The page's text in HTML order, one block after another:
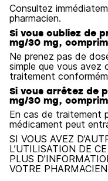
Consultez
pharmacien.
Si vous oubliez de
mg/30 mg,
Ne prenez pas de
simple que vous avez
traitement
Si vous arrêtez de
mg/30 mg,
En cas de traitement
médicament peut
SI VOUS AVEZ
L’UTILISATION DE
PLUS
VOTRE